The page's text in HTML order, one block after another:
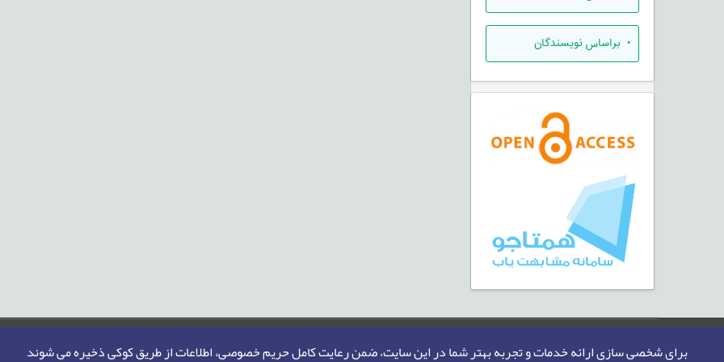
برای شخصی سازی ارائه خدمات و تجربه بهتر شما در این سایت، ضمن رعایت کامل حریم خصوصی، اطلاعات از طریق کوکی ذخیره می شوند
• براساس نویسندگان